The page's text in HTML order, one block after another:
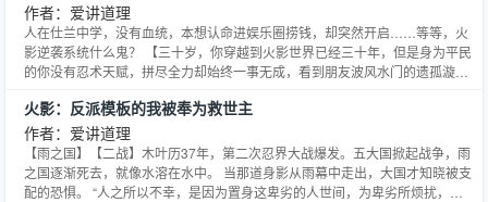
作者：爱讲道理
人在仕兰中学，没有血统，本想认命进娱乐圈捞钱，却突然开启……等等，火
影逆袭系统什么鬼？ 【三十岁，你穿越到火影世界已经三十年，但是身为平民
的你没有忍术天赋，拼尽全力却始终一事无成，看到朋友波风水门的遗孤漩涡
叶高层，平民出身的你惹不起（奖励：开启技能树·幻术分支）】【选项二：以
理服人，身为正义的伙伴，你不能无视眼前一幕，呵止熊孩子的
火影：反派模板的我被奉为救世主
作者：爱讲道理
【雨之国】【二战】木叶历37年，第二次忍界大战爆发。五大国掀起战争，雨
之国逐渐死去，就像水溶在水中。 当那道身影从雨幕中走出，大国才知晓被支
配的恐惧。 “人之所以不幸，是因为置身这卑劣的人世间，为卑劣所烦扰，连